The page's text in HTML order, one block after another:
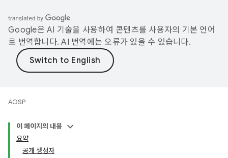
Google은 AI 기술을 사용하여 콘텐츠를 사용자의 기본 언어
로 번역합니다. AI 번역에는 오류가 있을 수 있습니다.
AOSP
이 페이지의 내용
요약
공개 생성자